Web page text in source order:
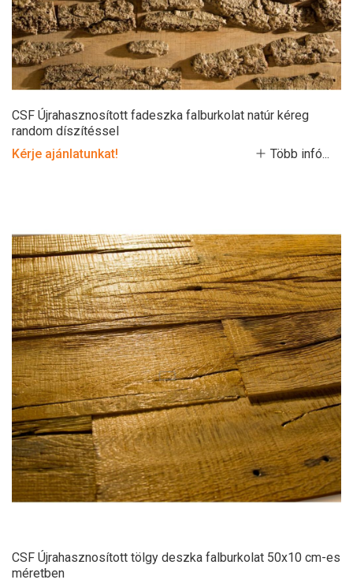
CSF Újrahasznosított fadeszka falburkolat natúr kéreg
random díszítéssel
Kérje ajánlatunkat!
Több infó...
CSF Újrahasznosított tölgy deszka falburkolat 50x10 cm-es
méretben